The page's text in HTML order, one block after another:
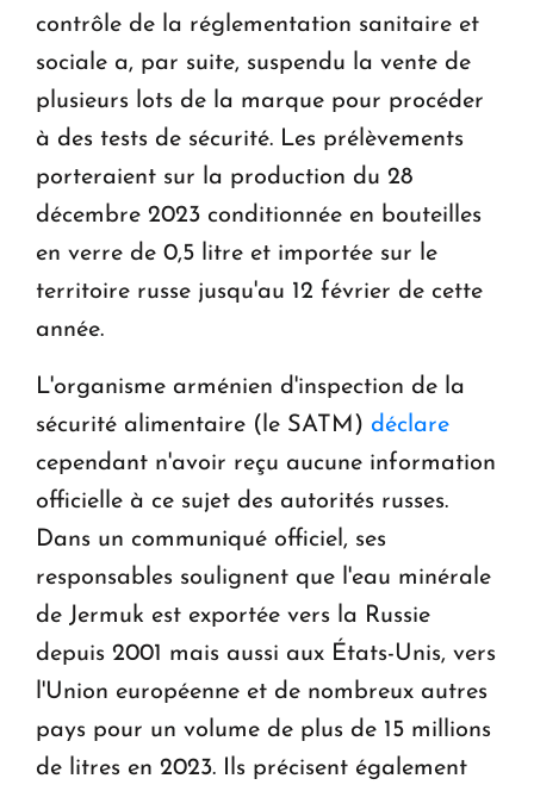
contrôle de la réglementation sanitaire et
sociale a, par suite, suspendu la vente de
plusieurs lots de la marque pour procéder
à des tests de sécurité. Les prélèvements
porteraient sur la production du 28
décembre 2023 conditionnée en bouteilles
en verre de 0,5 litre et importée sur le
territoire russe jusqu'au 12 février de cette
année.
L'organisme arménien d'inspection de la
sécurité alimentaire (le SATM) déclare
cependant n'avoir reçu aucune information
officielle à ce sujet des autorités russes.
Dans un communiqué officiel, ses
responsables soulignent que l'eau minérale
de Jermuk est exportée vers la Russie
depuis 2001 mais aussi aux États-Unis, vers
l'Union européenne et de nombreux autres
pays pour un volume de plus de 15 millions
de litres en 2023. Ils précisent également